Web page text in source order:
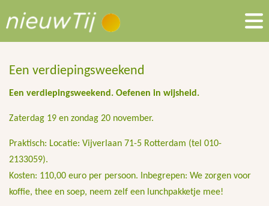
Een verdiepingsweekend
Een verdiepingsweekend. Oefenen in wijsheid.
Zaterdag 19 en zondag 20 november.
Praktisch: Locatie: Vijverlaan 71-5 Rotterdam (tel 010-
2133059).
Kosten: 110,00 euro per persoon. Inbegrepen: We zorgen voor
koffie, thee en soep, neem zelf een lunchpakketje mee!